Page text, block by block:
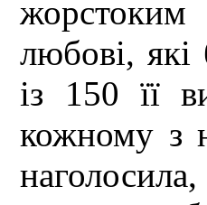
жорстоким
любові,
із 150 її
кожному з